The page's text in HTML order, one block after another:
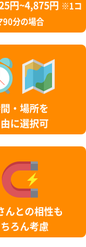
円~4,875円
※1コ
90分の場合
・場所を
由に選択可
んとの相性も
ろん考慮